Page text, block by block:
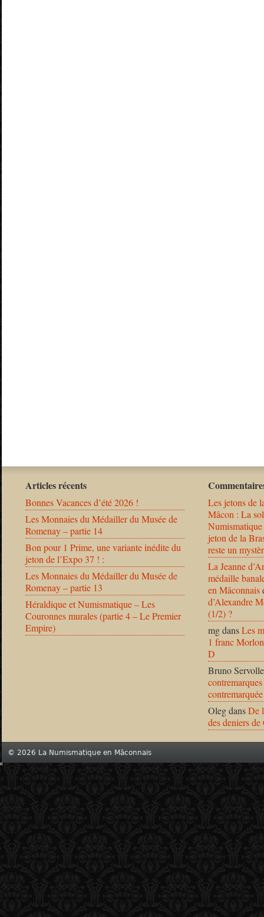
Articles récents
Bonnes Vacances d’été 2026 !
Les Monnaies du Médailler du Musée de
Romenay – partie 14
Bon pour 1 Prime, une variante inédite du
jeton de l’Expo 37 ! :
Les Monnaies du Médailler du Musée de
Romenay – partie 13
Héraldique et Numismatique – Les
Couronnes murales (partie 4 – Le Premier
Empire)
Les jetons de
Mâcon : La
jeton de la
reste un
La Jeanne
médaille
en Mâconnais
d’Alexandre
(1/2) ?
mgdansLes
1 franc
D
Bruno Servolle
OlegdansDe
des deniers
© 2026 La Numismatique en Mâconnais